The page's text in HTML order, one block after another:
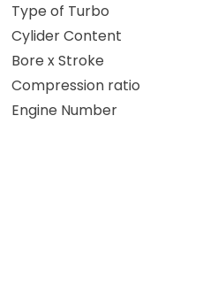
Type of Turbo
Cylider Content
Bore x Stroke
Compression ratio
Engine Number